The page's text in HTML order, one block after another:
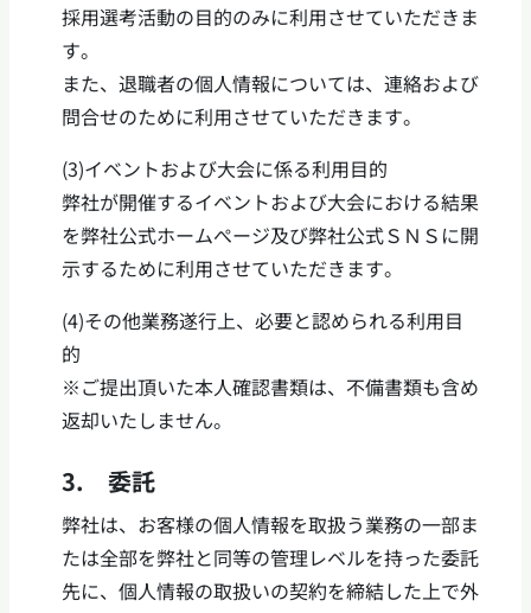
採用選考活動の目的のみに利用させていただきま
す。
また、退職者の個人情報については、連絡および
問合せのために利用させていただきます。
(3)イベントおよび大会に係る利用目的
弊社が開催するイベントおよび大会における結果
を弊社公式ホームぺージ及び弊社公式ＳＮＳに開
示するために利用させていただきます。
(4)その他業務遂行上、必要と認められる利用目
的
※ご提出頂いた本人確認書類は、不備書類も含め
返却いたしません。
3. 委託
弊社は、お客様の個人情報を取扱う業務の一部ま
たは全部を弊社と同等の管理レベルを持った委託
先に、個人情報の取扱いの契約を締結した上で外